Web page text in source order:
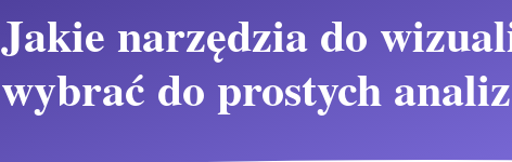
Jakie narzędzia do
wybrać do prostych